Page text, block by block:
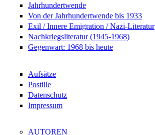
Jahrhundertwende
Von der Jahrhundertwende bis 1933
Exil / Innere Emigration / Nazi-Literatur
Nachkriegsliteratur (1945-1968)
Gegenwart: 1968 bis heute
Aufsätze
Postille
Datenschutz
Impressum
AUTOREN